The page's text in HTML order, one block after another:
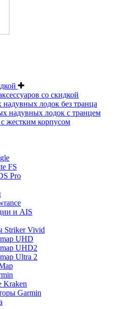
со скидкой
надувных лодок без транца
надувных лодок с транцем
жестким корпусом
FS
Pro
и AIS
Striker Vivid
UHD
UHD2
Ultra 2
Kraken
Garmin